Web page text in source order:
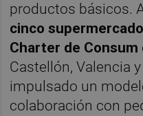
productos básicos.
cinco
Charter de Consum
Castellón, Valencia
impulsado un
colaboración con